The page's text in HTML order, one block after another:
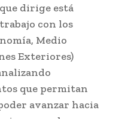
dirige está
con los
Medio
Exteriores)
que permitan
avanzar hacia